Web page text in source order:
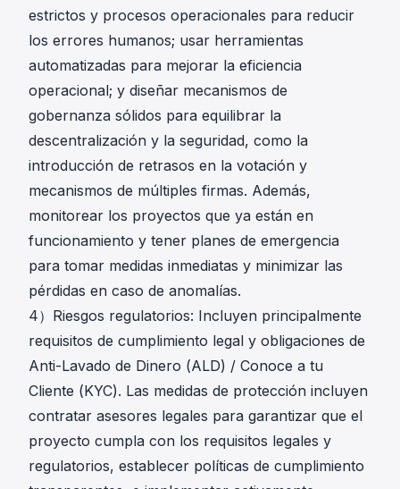
estrictos y procesos operacionales para reducir
los errores humanos; usar herramientas
automatizadas para mejorar la eficiencia
operacional; y diseñar mecanismos de
gobernanza sólidos para equilibrar la
descentralización y la seguridad, como la
introducción de retrasos en la votación y
mecanismos de múltiples firmas. Además,
monitorear los proyectos que ya están en
funcionamiento y tener planes de emergencia
para tomar medidas inmediatas y minimizar las
pérdidas en caso de anomalías.
4）Riesgos regulatorios: Incluyen principalmente
requisitos de cumplimiento legal y obligaciones de
Anti-Lavado de Dinero (ALD) / Conoce a tu
Cliente (KYC). Las medidas de protección incluyen
contratar asesores legales para garantizar que el
proyecto cumpla con los requisitos legales y
regulatorios, establecer políticas de cumplimiento